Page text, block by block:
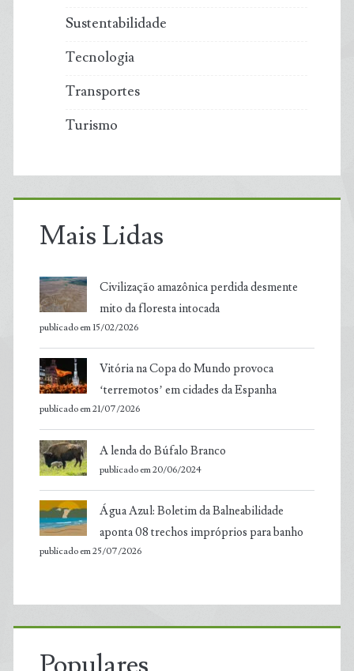
Sustentabilidade
Tecnologia
Transportes
Turismo
Mais Lidas
Civilização amazônica perdida desmente
mito da floresta intocada
publicado em 15/02/2026
Vitória na Copa do Mundo provoca
‘terremotos’ em cidades da Espanha
publicado em 21/07/2026
A lenda do Búfalo Branco
publicado em 20/06/2024
Água Azul: Boletim da Balneabilidade
aponta 08 trechos impróprios para banho
publicado em 25/07/2026